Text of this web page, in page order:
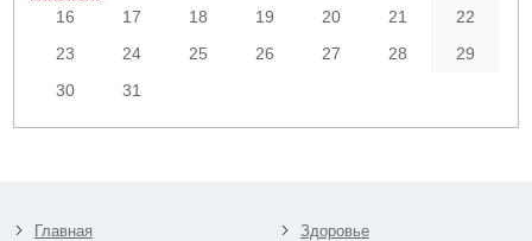
16
17 18 19 20 21
22
23
24 25 26 27 28
29
30
31
Главная
Здоровье